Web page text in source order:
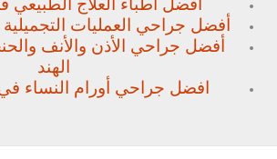
أفضل أطباء العلاج الطبيعي
أفضل جراحي العمليات
أفضل جراحي الأذن والأنف
الهند
افضل جراحي أورام النساء في